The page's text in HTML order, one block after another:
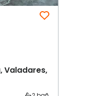
Valadares,